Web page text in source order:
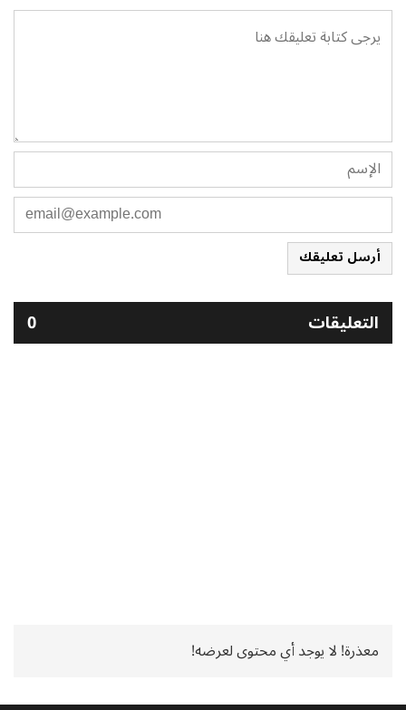
أرسل تعليقك
التعليقات 0
معذرة! لا يوجد أي محتوى لعرضه!